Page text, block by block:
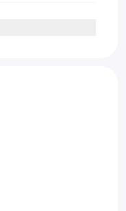
von